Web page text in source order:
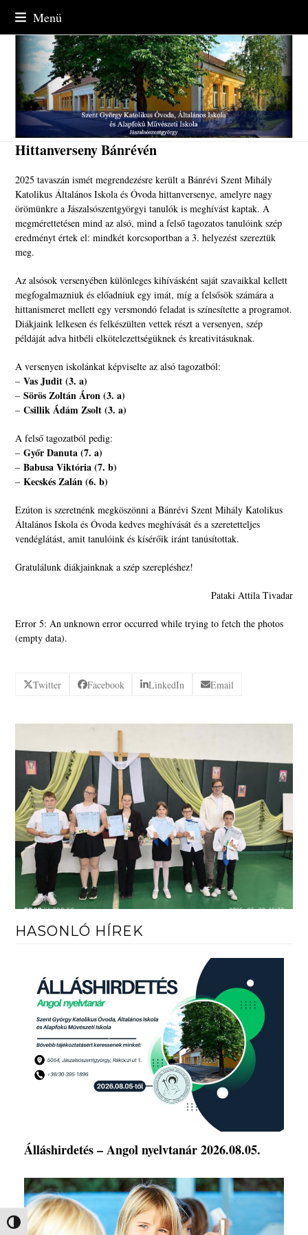
Nagy kontraszt váltása
content
Menü
Hittanverseny Bánrévén
2025 tavaszán ismét megrendezésre került a Bánrévi Szent Mihály
Katolikus Általános Iskola és Óvoda hittanversenye, amelyre nagy
örömünkre a Jászalsószentgyörgyi tanulók is meghívást kaptak. A
megmérettetésen mind az alsó, mind a felső tagozatos tanulóink szép
eredményt értek el: mindkét korcsoportban a 3. helyezést szereztük
meg.
Az alsósok versenyében különleges kihívásként saját szavaikkal kellett
megfogalmazniuk és előadniuk egy imát, míg a felsősök számára a
hittanismeret mellett egy versmondó feladat is színesítette a programot.
Diákjaink lelkesen és felkészülten vettek részt a versenyen, szép
példáját adva hitbéli elkötelezettségüknek és kreativitásuknak.
A versenyen iskolánkat képviselte az alsó tagozatból:
–Vas Judit (3. a)
–Sörös Zoltán Áron (3. a)
–Csillik Ádám Zsolt (3. a)
A felső tagozatból pedig:
–Győr Danuta (7. a)
–Babusa Viktória (7. b)
–Kecskés Zalán (6. b)
Ezúton is szeretnénk megköszönni a Bánrévi Szent Mihály Katolikus
Általános Iskola és Óvoda kedves meghívását és a szeretetteljes
vendéglátást, amit tanulóink és kísérőik iránt tanúsítottak.
Gratulálunk diákjainknak a szép szerepléshez!
Pataki Attila Tivadar
Error 5: An unknown error occurred while trying to fetch the photos
(empty data).
Twitter Facebook LinkedIn Email
HASONLÓ HÍREK
Álláshirdetés – Angol nyelvtanár 2026.08.05.